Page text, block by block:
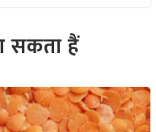
सकता हैं